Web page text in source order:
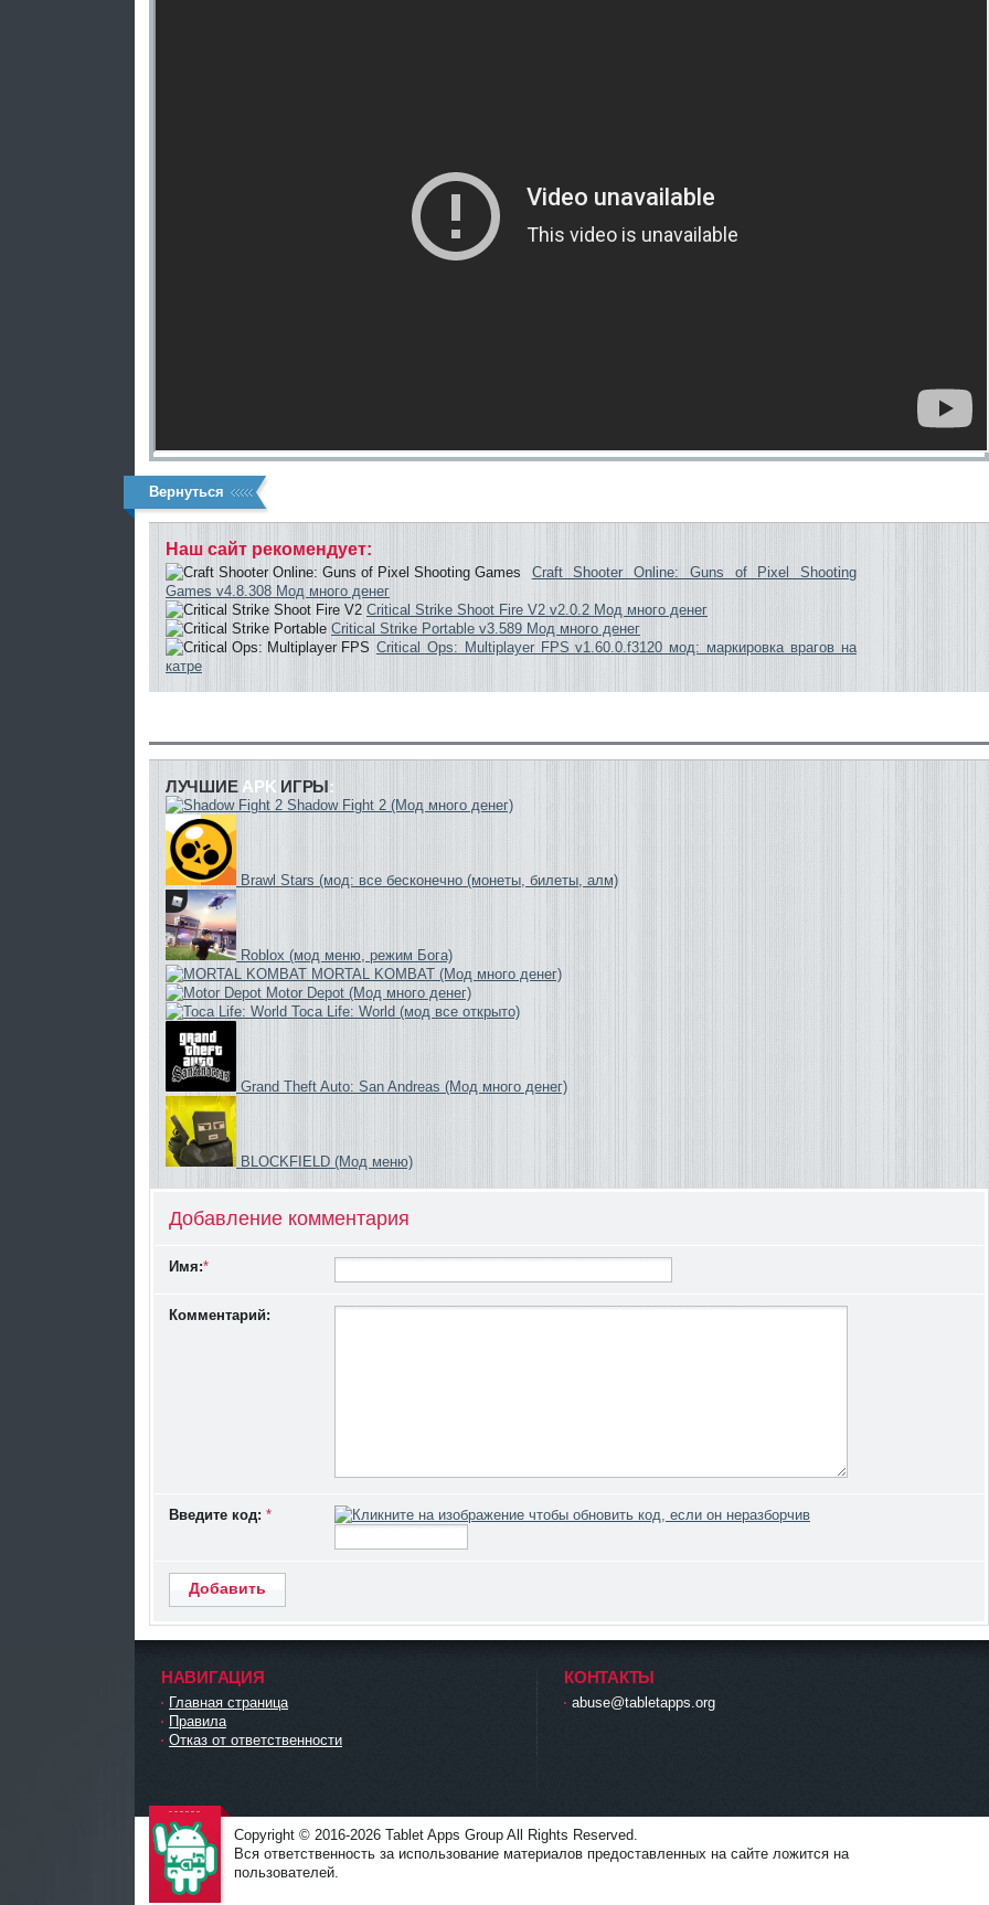
Вернуться
Наш сайт рекомендует:
Craft Shooter Online: Guns of Pixel Shooting
Games v4.8.308 Мод много денег
Critical Strike Shoot Fire V2 v2.0.2 Мод много денег
Critical Strike Portable v3.589 Мод много денег
Critical Ops: Multiplayer FPS v1.60.0.f3120 мод: маркировка врагов на
катре
ЛУЧШИЕAPK ИГРЫ:
Shadow Fight 2 (Мод много денег)
Brawl Stars (мод: все бесконечно (монеты, билеты, алм)
Roblox (мод меню, режим Бога)
MORTAL KOMBAT (Мод много денег)
Motor Depot (Мод много денег)
Toca Life: World (мод все открыто)
Grand Theft Auto: San Andreas (Мод много денег)
BLOCKFIELD (Мод меню)
Добавление комментария
Имя:*
Комментарий:
Введите код: *
Добавить
НАВИГАЦИЯ
Главная страница
Правила
Отказ от ответственности
КОНТАКТЫ
abuse@tabletapps.org
Copyright © 2016-2026 Tablet Apps Group All Rights Reserved.
Вся ответственность за использование материалов предоставленных на сайте ложится на
пользователей.